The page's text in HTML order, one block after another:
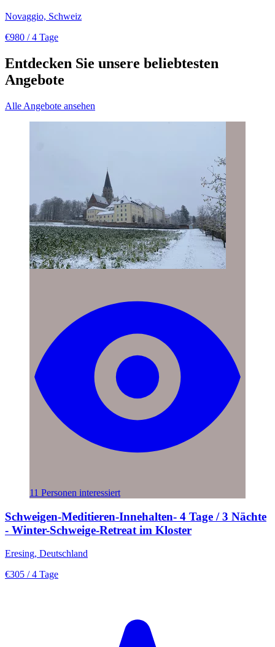
Novaggio, Schweiz
€980 / 4 Tage
Entdecken Sie unsere beliebtesten
Angebote
Alle Angebote ansehen
11 Personen interessiert
Schweigen-Meditieren-Innehalten- 4 Tage / 3 Nächte
- Winter-Schweige-Retreat im Kloster
Eresing, Deutschland
€305 / 4 Tage